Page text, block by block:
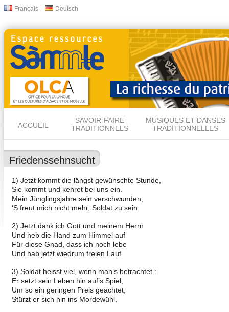
Français Deutsch
ACCUEIL
SAVOIR-FAIRE
TRADITIONNELS
MUSIQUES ET DANSES
TRADITIONNELLES
Friedenssehnsucht
1) Jetzt kommt die längst gewünschte Stunde,
Sie kommt und kehret bei uns ein.
Mein Jünglingsjahre sein verschwunden,
‘S freut mich nicht mehr, Soldat zu sein.
2) Jetzt dank ich Gott und meinem Herrn
Und heb die Hand zum Himmel auf
Für diese Gnad, dass ich noch lebe
Und hab jetzt wiedrum freien Lauf.
3) Soldat heisst viel, wenn man’s betrachtet :
Er setzt sein Leben hin auf’s Spiel,
Um so ein geringen Preis geachtet,
Stürzt er sich hin ins Mordewühl.